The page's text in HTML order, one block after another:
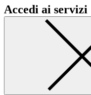
Accedi ai servizi